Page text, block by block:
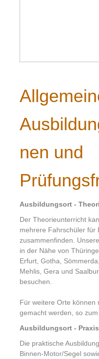
nen und
Ausbildungsort -
Der Theorieunterricht
mehrere Fahrschüler für
zusammenfinden.
in der Nähe von
Erfurt, Gotha,
Mehlis, Gera und
besuchen.
Für weitere Orte können
gemacht werden, so zum
Ausbildungsort -
Die praktische
Binnen-Motor/Segel